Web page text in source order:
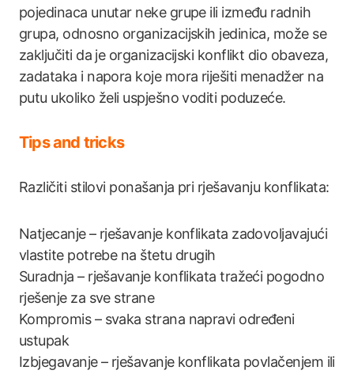
pojedinaca unutar neke grupe ili između radnih
grupa, odnosno organizacijskih jedinica, može se
zaključiti da je organizacijski konflikt dio obaveza,
zadataka i napora koje mora riješiti menadžer na
putu ukoliko želi uspješno voditi poduzeće.
Tips and tricks
Različiti stilovi ponašanja pri rješavanju konflikata:
Natjecanje – rješavanje konflikata zadovoljavajući
vlastite potrebe na štetu drugih
Suradnja – rješavanje konflikata tražeći pogodno
rješenje za sve strane
Kompromis – svaka strana napravi određeni
ustupak
Izbjegavanje – rješavanje konflikata povlačenjem ili